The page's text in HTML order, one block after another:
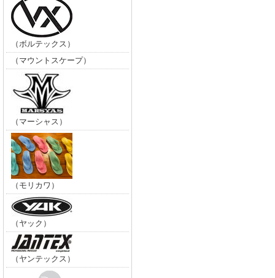
（ボルテックス）
（マウントスケープ）
（マーシャス）
（モリカワ）
（ヤック）
（ヤンテックス）